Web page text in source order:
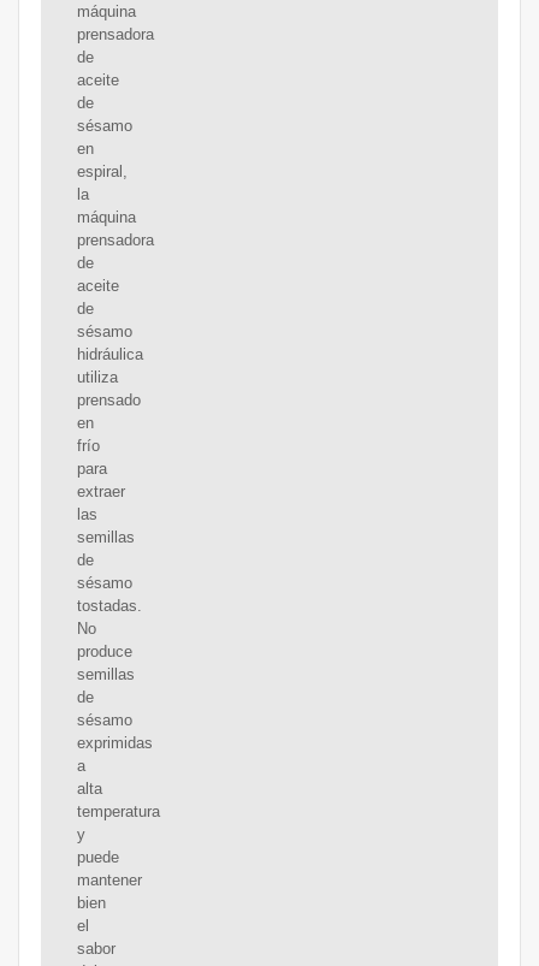
máquina
prensadora
de
aceite
de
sésamo
en
espiral,
la
máquina
prensadora
de
aceite
de
sésamo
hidráulica
utiliza
prensado
en
frío
para
extraer
las
semillas
de
sésamo
tostadas.
No
produce
semillas
de
sésamo
exprimidas
a
alta
temperatura
y
puede
mantener
bien
el
sabor